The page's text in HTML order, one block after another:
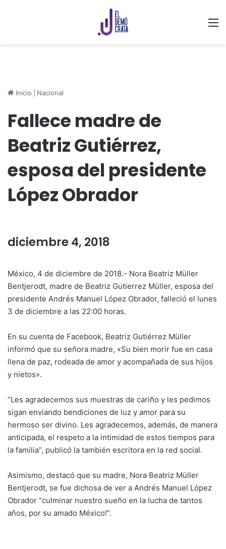
Inicio Nacional
Fallece madre de
Beatriz Gutiérrez,
esposa del presidente
López Obrador
diciembre 4, 2018
México, 4 de diciembre de 2018.- Nora Beatriz Müller
Bentjerodt, madre de Beatriz Gutierrez Müller, esposa del
presidente Andrés Manuel López Obrador, falleció el lunes
3 de diciembre a las 22:00 horas.
En su cuenta de Facebook, Beatriz Gutiérrez Müller
informó que su señora madre, «Su bien morir fue en casa
llena de paz, rodeada de amor y acompañada de sus hijos
y nietos».
“Les agradecemos sus muestras de cariño y les pedimos
sigan enviando bendiciones de luz y amor para su
hermoso ser divino. Les agradecemos, además, de manera
anticipada, el respeto a la intimidad de estos tiempos para
la familia”, publicó la también escritora en la red social.
Asimismo, destacó que su madre, Nora Beatriz Müller
Bentjerodt, se fue dichosa de ver a Andrés Manuel López
Obrador “culminar nuestro sueño en la lucha de tantos
años, por su amado México!”.